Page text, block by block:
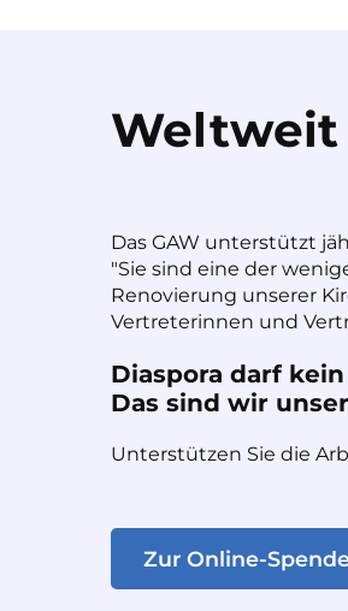
Weltweit
Das GAW unterstützt
"Sie sind eine der
Renovierung unserer
Vertreterinnen und
Diaspora darf
Das sind wir
Unterstützen Sie die
Zur Online-